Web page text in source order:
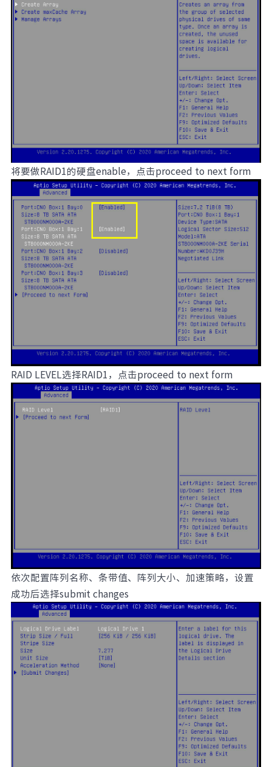
将要做RAID1的硬盘enable，点击proceed to next form
RAID LEVEL选择RAID1，点击proceed to next form
依次配置阵列名称、条带值、阵列大小、加速策略，设置
成功后选择submit changes